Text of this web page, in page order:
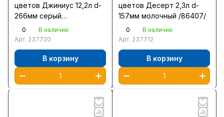
цветов Джиниус 12,2л d-
266мм серый
/437670500/
0
В наличии
Арт. 237720
В корзину
цветов Десерт 2,3л d-
157мм молочный /86407/
0
В наличии
Арт. 237712
В корзину